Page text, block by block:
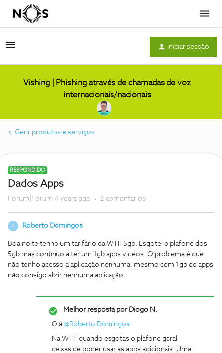
Menu
Iniciar sessão
Vishing | Phishing através de chamadas de voz
internacionais/nacionais
Gerir produtos e serviços
RESPONDIDO
Dados Apps
Forum|Forum|4 years ago 2 comentários
R Roberto Domingos
Boa noite tenho um tarifário da WTF 5gb. Esgotei o plafond dos
5gb mas contínuo a ter um 1gb apps videos. O problema é que
não tenho acesso a aplicação nenhuma, mesmo com 1gb de apps
não consigo abrir nenhuma aplicação.
Melhor resposta porDiogo N.
Olá@Roberto Domingos
Na WTF quando esgotas o plafond geral
deixas de poder usar as apps adicionais. Uma